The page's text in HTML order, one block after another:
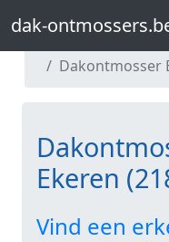
dak-dak-
Dakontmosser
Ekeren
Vind een